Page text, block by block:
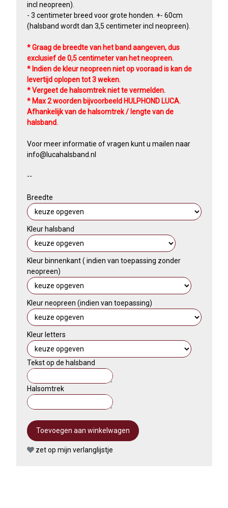
incl neopreen).
- 3 centimeter breed voor grote honden. +- 60cm
(halsband wordt dan 3,5 centimeter incl neopreen).
* Graag de breedte van het band aangeven, dus
exclusief de 0,5 centimeter van het neopreen.
* Indien de kleur neopreen niet op vooraad is kan de
levertijd oplopen tot 3 weken.
* Vergeet de halsomtrek niet te vermelden.
* Max 2 woorden bijvoorbeeld HULPHOND LUCA.
Afhankelijk van de halsomtrek / lengte van de
halsband.
Voor meer informatie of vragen kunt u mailen naar
info@lucahalsband.nl
​--
Breedte
Kleur halsband
Kleur binnenkant ( indien van toepassing zonder
neopreen)
Kleur neopreen (indien van toepassing)
Kleur letters
Tekst op de halsband
Halsomtrek
zet op mijn verlanglijstje